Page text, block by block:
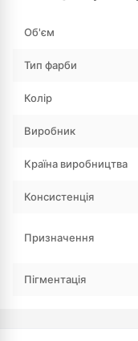
Об'єм
Тип фарби
Колір
Виробник
Країна виробництва
Консистенція
Призначення
Пігментація